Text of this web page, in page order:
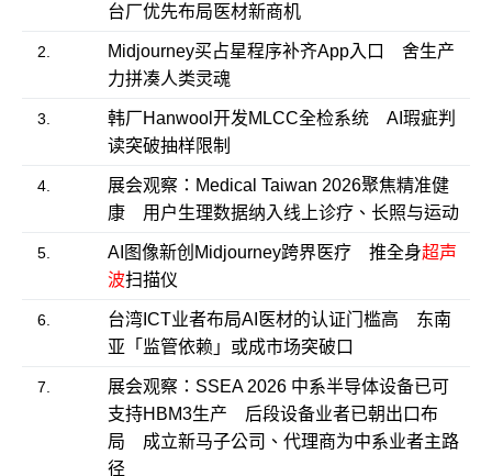
台厂优先布局医材新商机
2.
Midjourney买占星程序补齐App入口 舍生产
力拼凑人类灵魂
3.
韩厂Hanwool开发MLCC全检系统 AI瑕疵判
读突破抽样限制
4.
展会观察：Medical Taiwan 2026聚焦精准健
康 用户生理数据纳入线上诊疗、长照与运动
5. AI图像新创Midjourney跨界医疗 推全身超声
波扫描仪
6.
台湾ICT业者布局AI医材的认证门槛高 东南
亚「监管依赖」或成市场突破口
7.
展会观察：SSEA 2026 中系半导体设备已可
支持HBM3生产 后段设备业者已朝出口布
局 成立新马子公司、代理商为中系业者主路
径